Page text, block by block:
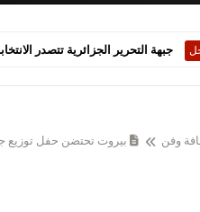
ستارمر يعلن استقالته من رئاسة
وفن بيروت تحتضن حفل توزيع